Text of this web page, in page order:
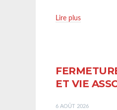
Lire plus
ET VIE
6 AOÛT 2026